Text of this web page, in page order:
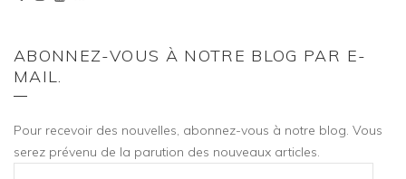
ABONNEZ-VOUS À NOTRE BLOG PAR E-
MAIL.
Pour recevoir des nouvelles, abonnez-vous à notre blog. Vous
serez prévenu de la parution des nouveaux articles.